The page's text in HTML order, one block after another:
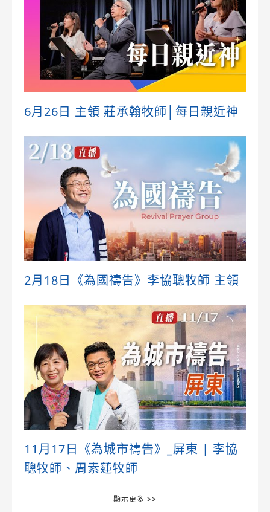
6月26日 主領 莊承翰牧師│每日親近神
2月18日《為國禱告》李協聰牧師 主領
11月17日《為城市禱告》_屏東 | 李協
聰牧師、周素蓮牧師
顯示更多 >>